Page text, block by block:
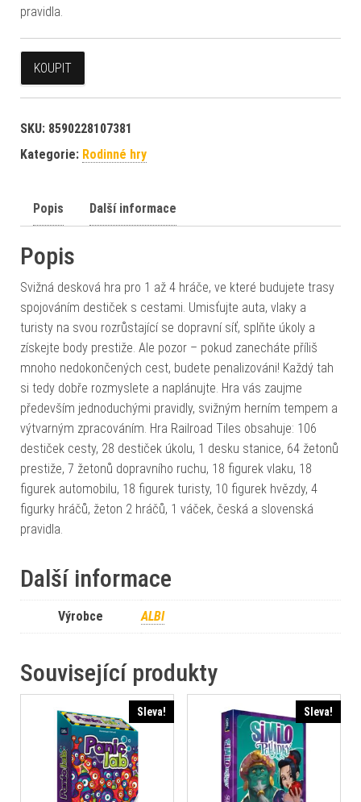
pravidla.
KOUPIT
SKU: 8590228107381
Kategorie: Rodinné hry
Popis Další informace
Popis
Svižná desková hra pro 1 až 4 hráče, ve které budujete trasy
spojováním destiček s cestami. Umisťujte auta, vlaky a
turisty na svou rozrůstající se dopravní síť, splňte úkoly a
získejte body prestiže. Ale pozor – pokud zanecháte příliš
mnoho nedokončených cest, budete penalizováni! Každý tah
si tedy dobře rozmyslete a naplánujte. Hra vás zaujme
především jednoduchými pravidly, svižným herním tempem a
výtvarným zpracováním. Hra Railroad Tiles obsahuje: 106
destiček cesty, 28 destiček úkolu, 1 desku stanice, 64 žetonů
prestiže, 7 žetonů dopravního ruchu, 18 figurek vlaku, 18
figurek automobilu, 18 figurek turisty, 10 figurek hvězdy, 4
figurky hráčů, žeton 2 hráčů, 1 váček, česká a slovenská
pravidla.
Další informace
Výrobce ALBI
Související produkty
Sleva! Sleva!